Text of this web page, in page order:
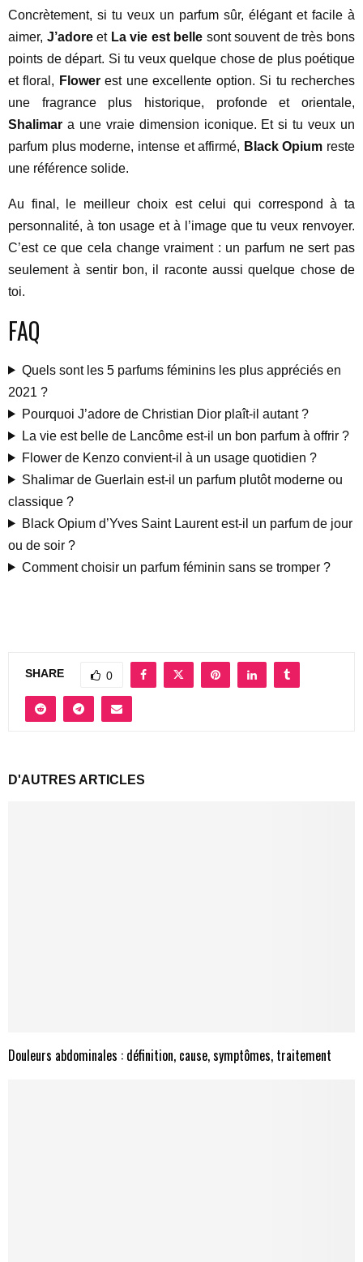
Concrètement, si tu veux un parfum sûr, élégant et facile à
aimer, J’adoreet La vie est belle sont souvent de très bons
points de départ. Si tu veux quelque chose de plus poétique
et floral, Flowerest une excellente option. Si tu recherches
une fragrance plus historique, profonde et orientale,
Shalimar a une vraie dimension iconique. Et si tu veux un
parfum plus moderne, intense et affirmé, Black Opium reste
une référence solide.
Au final, le meilleur choix est celui qui correspond à ta
personnalité, à ton usage et à l’image que tu veux renvoyer.
C’est ce que cela change vraiment : un parfum ne sert pas
seulement à sentir bon, il raconte aussi quelque chose de
toi.
FAQ
Quels sont les 5 parfums féminins les plus appréciés en
2021 ?
Pourquoi J’adore de Christian Dior plaît-il autant ?
La vie est belle de Lancôme est-il un bon parfum à offrir ?
Flower de Kenzo convient-il à un usage quotidien ?
Shalimar de Guerlain est-il un parfum plutôt moderne ou
classique ?
Black Opium d’Yves Saint Laurent est-il un parfum de jour
ou de soir ?
Comment choisir un parfum féminin sans se tromper ?
SHARE 0
D'AUTRES ARTICLES
Douleurs abdominales : définition, cause, symptômes, traitement